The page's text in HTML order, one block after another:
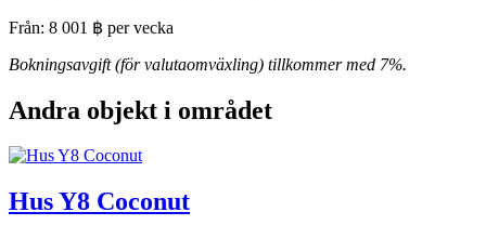
Från: 8 001 ฿ per vecka
Bokningsavgift (för valutaomväxling) tillkommer med 7%.
Andra objekt i området
Hus Y8 Coconut